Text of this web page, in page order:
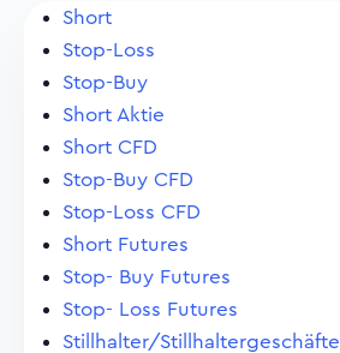
Short
Stop-Loss
Stop-Buy
Short Aktie
Short CFD
Stop-Buy CFD
Stop-Loss CFD
Short Futures
Stop- Buy Futures
Stop- Loss Futures
Stillhalter/Stillhaltergeschäfte